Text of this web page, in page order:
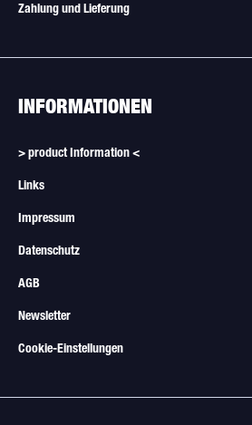
Zahlung und Lieferung
INFORMATIONEN
> product Information <
Links
Impressum
Datenschutz
AGB
Newsletter
Cookie-Einstellungen